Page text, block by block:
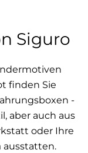
Siguro
finden Sie
-
aber auch aus
oder Ihre
ausstatten.